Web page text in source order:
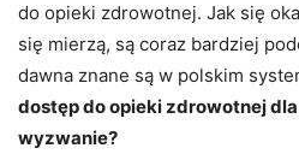
do opieki zdrowotnej. Jak się
się mierzą, są coraz bardziej
dawna znane są w polskim
dostęp do opieki zdrowotnej
wyzwanie?